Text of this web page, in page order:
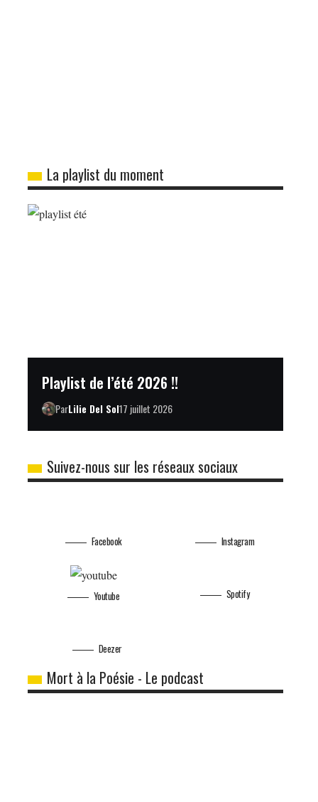
La playlist du moment
Playlist de l’été 2026 !!
ParLilie Del Sol17 juillet 2026
Suivez-nous sur les réseaux sociaux
Facebook
Youtube
Instagram
Spotify
Deezer
Mort à la Poésie - Le podcast